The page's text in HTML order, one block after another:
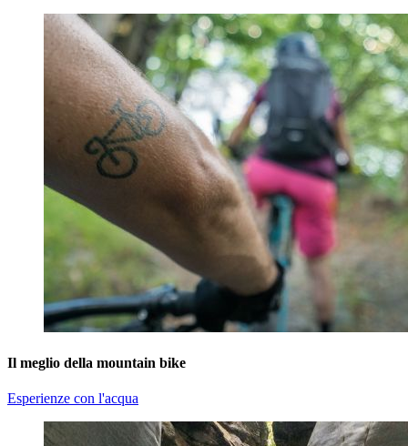
Il meglio della mountain bike
Esperienze con l'acqua